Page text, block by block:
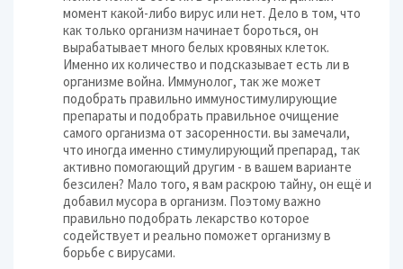
момент какой-либо вирус или нет. Дело в том, что
как только организм начинает бороться, он
вырабатывает много белых кровяных клеток.
Именно их количество и подсказывает есть ли в
организме война. Иммунолог, так же может
подобрать правильно иммуностимулирующие
препараты и подобрать правильное очищение
самого организма от засоренности. вы замечали,
что иногда именно стимулирующий препарад, так
активно помогающий другим - в вашем варианте
безсилен? Мало того, я вам раскрою тайну, он ещё и
добавил мусора в организм. Поэтому важно
правильно подобрать лекарство которое
содействует и реально поможет организму в
борьбе с вирусами.